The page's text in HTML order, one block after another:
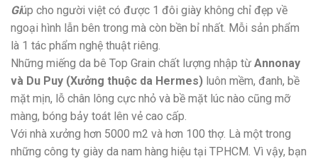
Giúp cho người việt có được 1 đôi giày không chỉ đẹp về
ngoại hình lẫn bên trong mà còn bền bỉ nhất. Mỗi sản phẩm
là 1 tác phẩm nghệ thuật riêng.
Những miếng da bê Top Grain chất lượng nhập từ Annonay
và Du Puy (Xưởng thuộc da Hermes) luôn mềm, đanh, bề
mặt mịn, lỗ chân lông cực nhỏ và bề mặt lúc nào cũng mỡ
màng, bóng bảy toát lên vẻ cao cấp.
Với nhà xưởng hơn 5000 m2 và hơn 100 thợ. Là một trong
những công ty giày da nam hàng hiệu tại TPHCM. Vì vậy, bạn